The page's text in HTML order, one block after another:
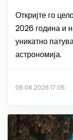
Откријте го
2026 година и
уникатно
астрономија.
06.08.2026 17:05